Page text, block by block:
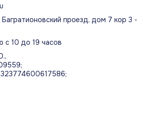
continue to scan for pairing prior to each
Багратионовский проезд, дом 7 кор 3 -
с 10 до 19 часов